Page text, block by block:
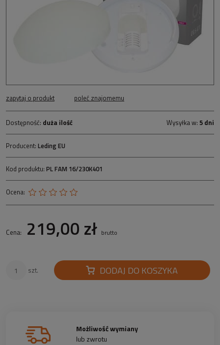
zapytaj o produkt poleć znajomemu
Dostępność: duża ilość Wysyłka w: 5 dni
Producent: Leding EU
Kod produktu: PL FAM 16/230K401
Ocena:
Cena: 219,00 zł brutto
szt. DODAJ DO KOSZYKA
Możliwość wymiany
lub zwrotu